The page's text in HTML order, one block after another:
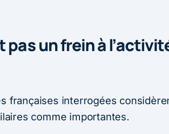
pas un frein à
françaises interrogées
comme importantes.